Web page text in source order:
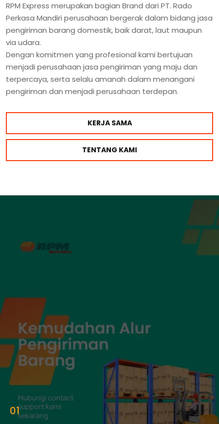
RPM Express merupakan bagian Brand dari PT. Rado
Perkasa Mandiri perusahaan bergerak dalam bidang jasa
pengiriman barang domestik, baik darat, laut maupun
via udara.
Dengan komitmen yang profesional kami bertujuan
menjadi perusahaan jasa pengiriman yang maju dan
terpercaya, serta selalu amanah dalam menangani
pengiriman dan menjadi perusahaan terdepan.
KERJA SAMA
TENTANG KAMI
01